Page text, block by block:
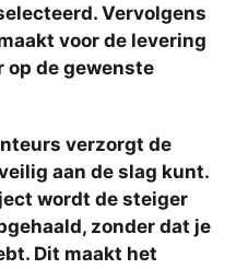
Vervolgens
voor de levering
op de gewenste
verzorgt de
aan de slag kunt.
wordt de steiger
zonder dat je
Dit maakt het